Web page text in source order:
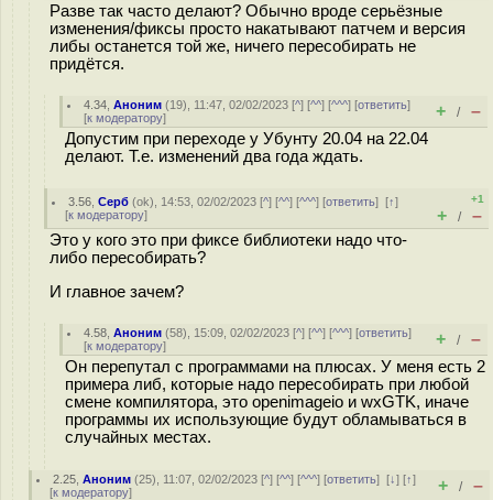
Разве так часто делают? Обычно вроде серьёзные
изменения/фиксы просто накатывают патчем и версия
либы останется той же, ничего пересобирать не
придётся.
4.34 ,Аноним (19), 11:47, 02/02/2023 [^] [^^] [^^^] [ответить]
[к модератору] + / –
Допустим при переходе у Убунту 20.04 на 22.04
делают. Т.е. изменений два года ждать.
3.56 ,Серб (ok), 14:53, 02/02/2023 [^] [^^] [^^^] [ответить][↑]
[к модератору]
+1
+ / –
Это у кого это при фиксе библиотеки надо что-
либо пересобирать?
И главное зачем?
4.58 ,Аноним (58), 15:09, 02/02/2023 [^] [^^] [^^^] [ответить]
[к модератору] + / –
Он перепутал с программами на плюсах. У меня есть 2
примера либ, которые надо пересобирать при любой
смене компилятора, это openimageio и wxGTK, иначе
программы их использующие будут обламываться в
случайных местах.
2.25 ,Аноним (25), 11:07, 02/02/2023 [^] [^^] [^^^] [ответить][↓] [↑]
[к модератору] + / –